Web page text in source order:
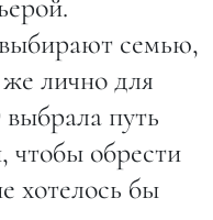
семью,
лично для
путь
чтобы обрести
хотелось бы